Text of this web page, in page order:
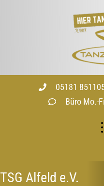
05181
Büro Mo.-
TSG Alfeld e.V.